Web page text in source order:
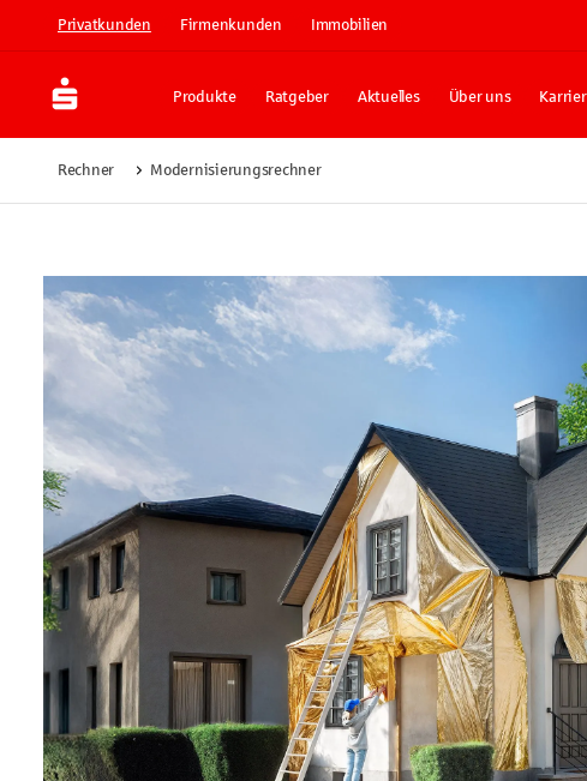
Privatkunden Firmenkunden Immobilien
Produkte Ratgeber Aktuelles Über uns
Rechner Modernisierungsrechner